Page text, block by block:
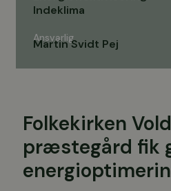
Indeklima
Ansvarlig
Martin Svidt Pej
Folkekirken
præstegård fik